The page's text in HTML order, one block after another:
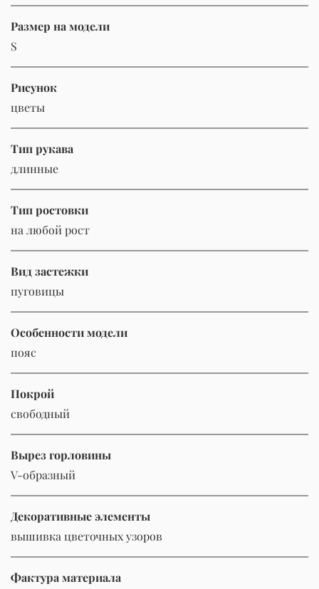
Размер на модели
S
Рисунок
цветы
Тип рукава
длинные
Тип ростовки
на любой рост
Вид застежки
пуговицы
Особенности модели
пояс
Покрой
свободный
Вырез горловины
V-образный
Декоративные элементы
вышивка цветочных узоров
Фактура материала